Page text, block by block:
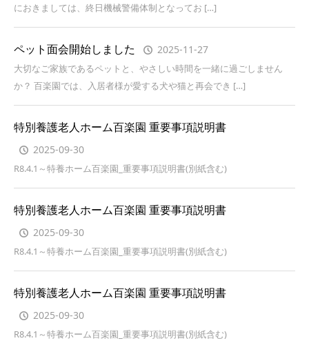
におきましては、終日機械警備体制となってお […]
ペット面会開始しました 2025-11-27
大切なご家族であるペットと、やさしい時間を一緒に過ごしません
か？ 百楽園では、入居者様が愛する犬や猫と再会でき […]
特別養護老人ホーム百楽園 重要事項説明書
2025-09-30
R8.4.1～特養ホーム百楽園_重要事項説明書(別紙含む)
特別養護老人ホーム百楽園 重要事項説明書
2025-09-30
R8.4.1～特養ホーム百楽園_重要事項説明書(別紙含む)
特別養護老人ホーム百楽園 重要事項説明書
2025-09-30
R8.4.1～特養ホーム百楽園_重要事項説明書(別紙含む)